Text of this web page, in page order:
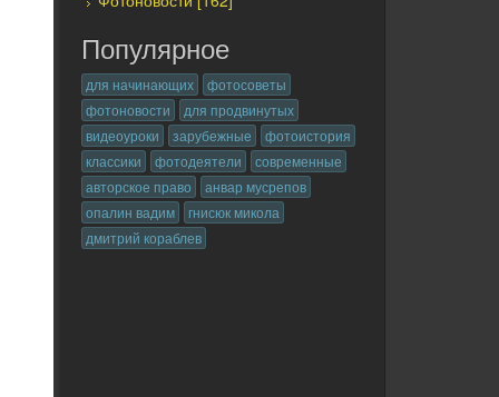
Популярное
для начинающих
фотосоветы
фотоновости
для продвинутых
видеоуроки
зарубежные
фотоистория
классики
фотодеятели
современные
авторское право
анвар мусрепов
опалин вадим
гнисюк микола
дмитрий кораблев